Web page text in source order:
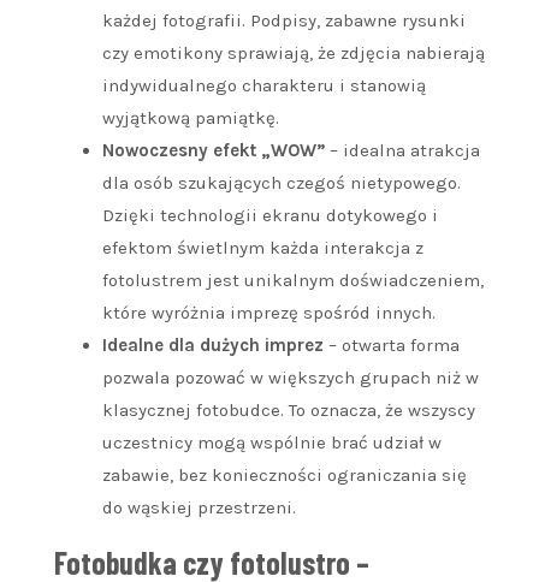
każdej fotografii. Podpisy, zabawne rysunki
czy emotikony sprawiają, że zdjęcia nabierają
indywidualnego charakteru i stanowią
wyjątkową pamiątkę.
Nowoczesny efekt „WOW” – idealna atrakcja
dla osób szukających czegoś nietypowego.
Dzięki technologii ekranu dotykowego i
efektom świetlnym każda interakcja z
fotolustrem jest unikalnym doświadczeniem,
które wyróżnia imprezę spośród innych.
Idealne dla dużych imprez – otwarta forma
pozwala pozować w większych grupach niż w
klasycznej fotobudce. To oznacza, że wszyscy
uczestnicy mogą wspólnie brać udział w
zabawie, bez konieczności ograniczania się
do wąskiej przestrzeni.
Fotobudka czy fotolustro –